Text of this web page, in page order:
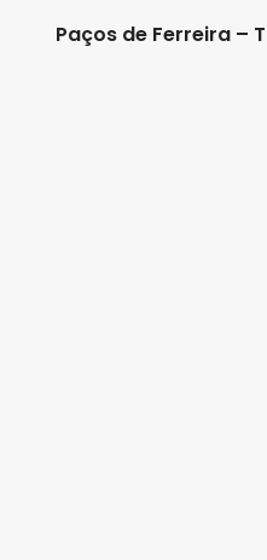
Paços de Ferreira –